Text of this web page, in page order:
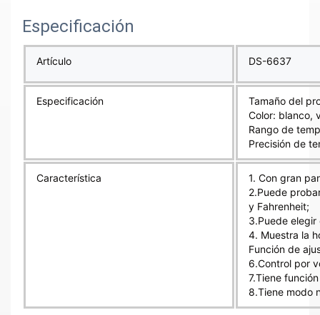
Especificación
Artículo DS-6637
Especificación
Tamaño del
Color: blanco,
Rango de
Precisión de
Característica
1. Con gran
2.Puede
y Fahrenheit;
3.Puede elegir
4. Muestra la
Función de
6.Control por
7.Tiene
8.Tiene modo